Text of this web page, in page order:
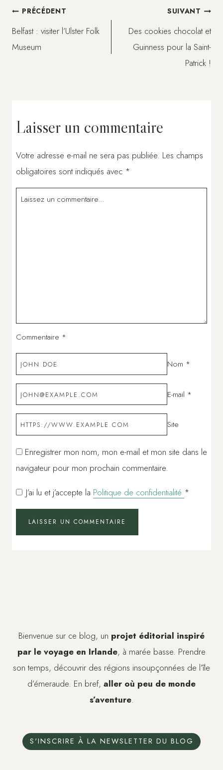
Navigation
de
PRÉCÉDENT
Belfast : visiter l’Ulster Folk
Museum
SUIVANT
Des cookies chocolat et
Guinness pour la Saint-
Patrick !
Laisser un commentaire
Votre adresse e-mail ne sera pas publiée. Les champs
obligatoires sont indiqués avec *
Commentaire *
Nom *
E-mail *
Site
Enregistrer mon nom, mon e-mail et mon site dans le
navigateur pour mon prochain commentaire.
J’ai lu et j’accepte la Politique de confidentialité *
Bienvenue sur ce blog, un projet éditorial inspiré
par le voyage en Irlande, à marée basse. Prendre
son temps, découvrir des régions insoupçonnées de l’île
d’émeraude. En bref, aller où peu de monde
s’aventure.
S'INSCRIRE À LA NEWSLETTER DU BLOG